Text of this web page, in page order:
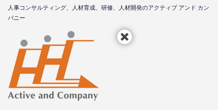
⼈事コンサルティング、⼈材育成、研修、⼈材開発のアクティブ アンド カン
パニー